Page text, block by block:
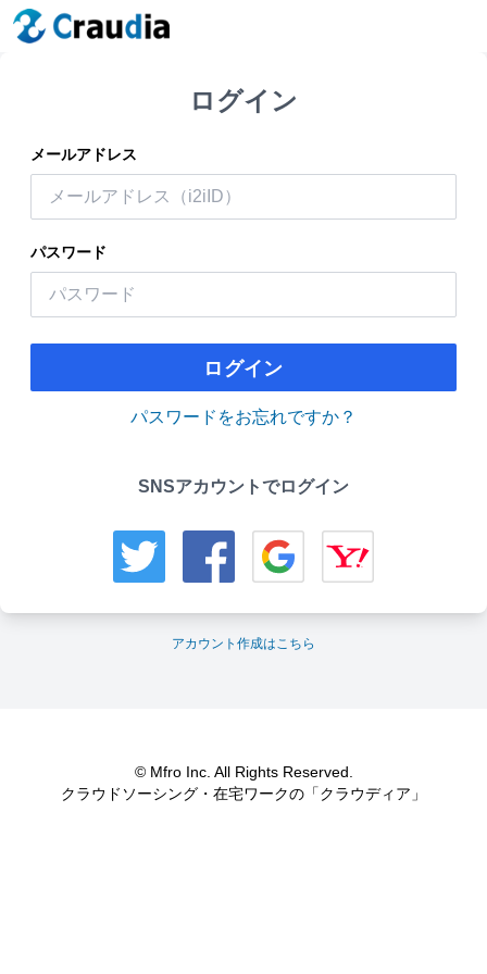
ログイン
メールアドレス
パスワード
ログイン
パスワードをお忘れですか？
SNSアカウントでログイン
アカウント作成はこちら
© Mfro Inc. All Rights Reserved.
クラウドソーシング・在宅ワークの「クラウディア」